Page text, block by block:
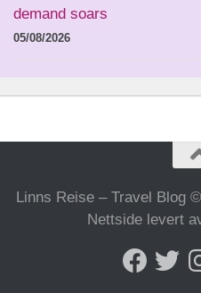
demand soars
05/08/2026
Linns Reise – Travel Blog
Nettside levert